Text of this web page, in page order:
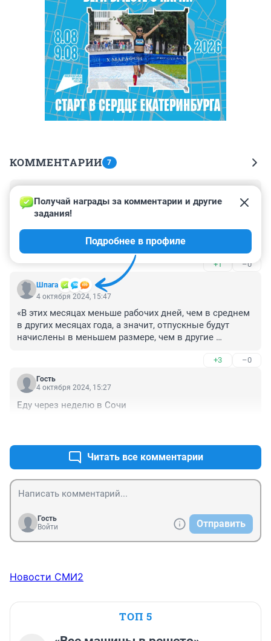
КОММЕНТАРИИ 7
4 октября 2024, 15:54
Выгодно идти в те месяцы, в которые не
согласовывает руководство, июль август. Т.к они
сами идут в это время
+1 –0
Шпага
Получай награды за комментарии и другие
задания!
Подробнее в профиле
4 октября 2024, 15:47
«В этих месяцах меньше рабочих дней, чем в среднем
в других месяцах года, а значит, отпускные будут
начислены в меньшем размере, чем в другие
Где вы берете таких экспертов, а ?
+3 –0
Гость
4 октября 2024, 15:27
Еду через неделю в Сочи
Читать все комментарии
Гость
Войти
Отправить
Новости СМИ2
ТОП 5